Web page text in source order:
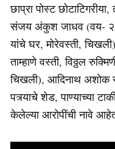
छाप्रा पोस्ट
संजय अंकुश जाधव (वय- २८,
यांचे घर, मोरेवस्ती,
ताम्हाणे वस्ती, विठ्ठल
चिखली), आदिनाथ अशोक
पत्र्याचे शेड, पाण्याच्या
केलेल्या आरोपींची नावे